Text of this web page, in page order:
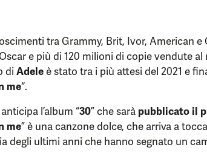
tra Grammy, Brit, Ivor, American e
e più di 120 milioni di copie vendute al
diAdeleè stato tra i più attesi del 2021 e
me“.
l’album “30” che sarà pubblicato il
me” è una canzone dolce, che arriva a
degli ultimi anni che hanno segnato un